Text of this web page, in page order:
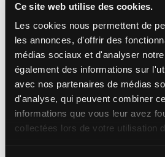
Ce site web utilise des cookies.
Les cookies nous permettent de
les annonces, d'offrir des
médias sociaux et d'analyser
également des informations sur
avec nos partenaires de médias
d'analyse, qui peuvent combiner
informations que vous leur avez
collectées lors de votre utilisation